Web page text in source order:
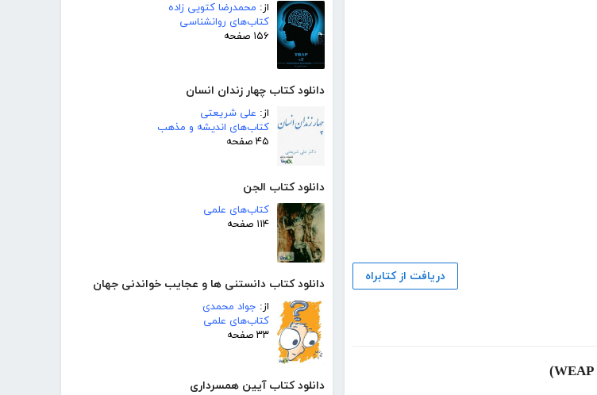
از: محمدرضا کتویی زاده
کتاب‌های روانشناسی
۱۵۶ صفحه
دانلود کتاب چهار زندان انسان
از: علی شریعتی
کتاب‌های اندیشه و مذهب
۴۵ صفحه
دانلود کتاب الجن
کتاب‌های علمی
۱۱۴ صفحه
دانلود کتاب دانستنی ھا و عجایب خواندنی جھان
از: جواد محمدی
کتاب‌های علمی
۳۳ صفحه
دانلود کتاب آیین همسرداری
دریافت از کتابراه